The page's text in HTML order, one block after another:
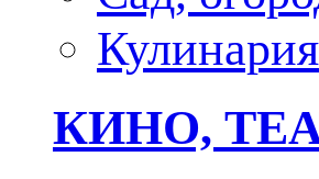
Кулинария
КИНО,